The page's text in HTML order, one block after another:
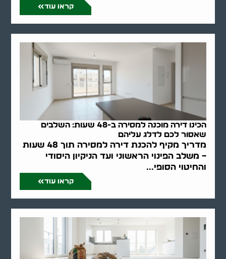
קראו עוד
הכינו דירה מוכנה למסירה ב-48 שעות: השלבים
שאסור לכם לדלג עליהם
מדריך מקיף להכנת דירה למסירה תוך 48 שעות
– משלב הפינוי הראשוני ועד הניקיון היסודי
והחיטוי הסופי...
קראו עוד